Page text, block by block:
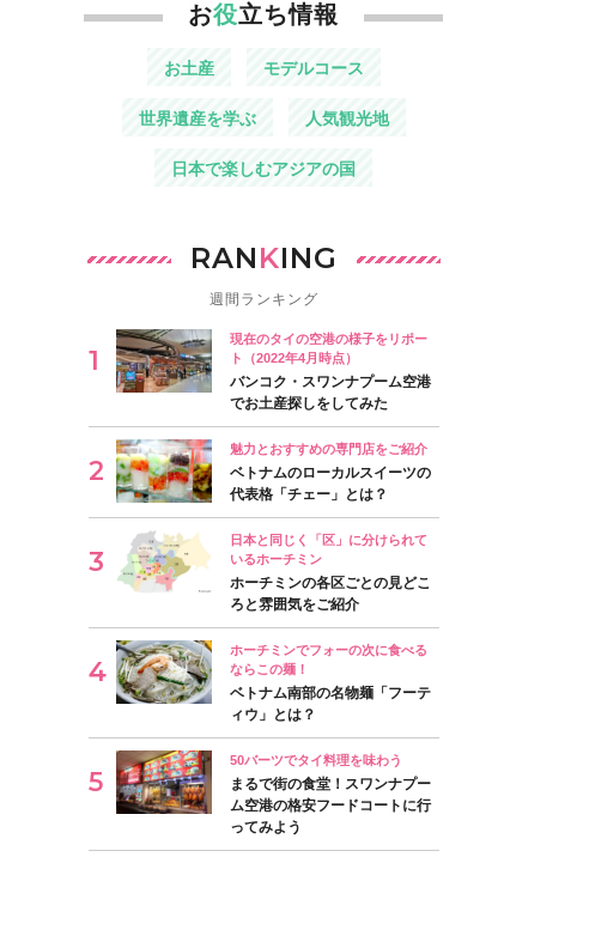
お役立ち情報
お土産 モデルコース
世界遺産を学ぶ 人気観光地
日本で楽しむアジアの国
RANKING
週間ランキング
現在のタイの空港の様子をリポー
ト（2022年4月時点）
バンコク・スワンナプーム空港
でお土産探しをしてみた
魅力とおすすめの専門店をご紹介
ベトナムのローカルスイーツの
代表格「チェー」とは？
日本と同じく「区」に分けられて
いるホーチミン
ホーチミンの各区ごとの見どこ
ろと雰囲気をご紹介
ホーチミンでフォーの次に食べる
ならこの麺！
ベトナム南部の名物麺「フーテ
ィウ」とは？
50バーツでタイ料理を味わう
まるで街の食堂！スワンナプー
ム空港の格安フードコートに行
ってみよう